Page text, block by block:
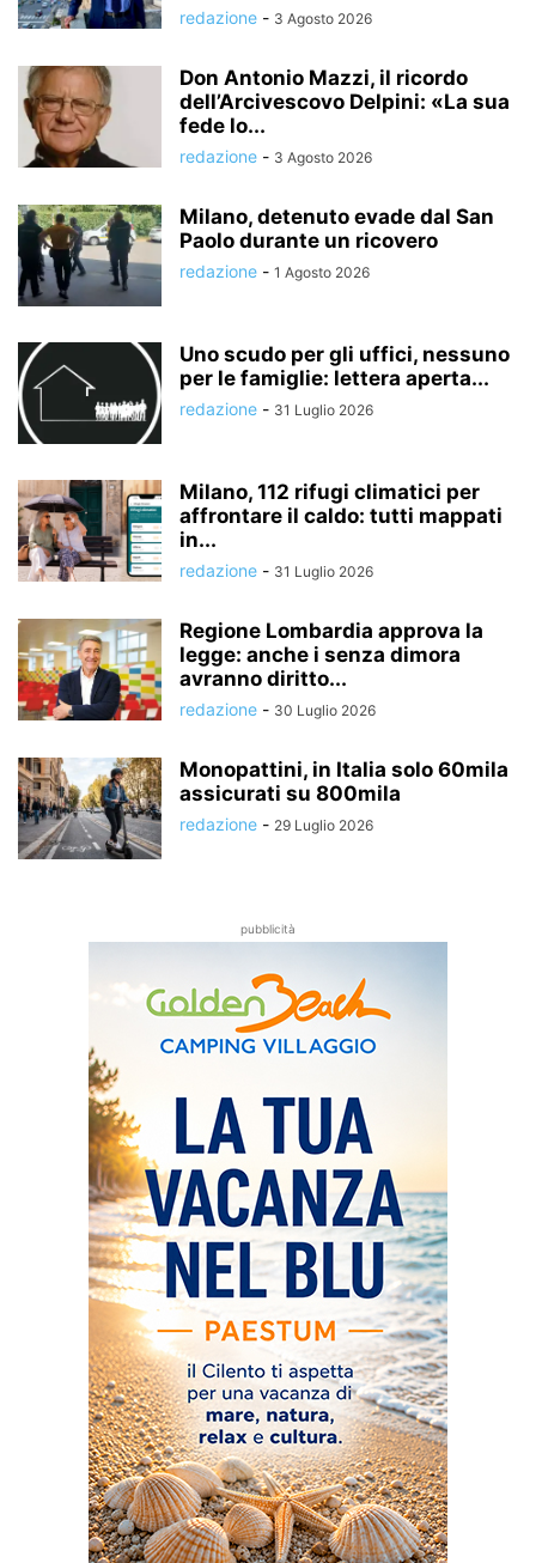
redazione - 3 Agosto 2026
Don Antonio Mazzi, il ricordo
dell’Arcivescovo Delpini: «La sua
fede lo...
redazione - 3 Agosto 2026
Milano, detenuto evade dal San
Paolo durante un ricovero
redazione - 1 Agosto 2026
Uno scudo per gli uffici, nessuno
per le famiglie: lettera aperta...
redazione - 31 Luglio 2026
Milano, 112 rifugi climatici per
affrontare il caldo: tutti mappati
in...
redazione - 31 Luglio 2026
Regione Lombardia approva la
legge: anche i senza dimora
avranno diritto...
redazione - 30 Luglio 2026
Monopattini, in Italia solo 60mila
assicurati su 800mila
redazione - 29 Luglio 2026
pubblicità